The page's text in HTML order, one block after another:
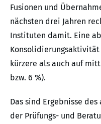
Fusionen und
nächsten drei Jahren
Instituten damit. Eine
Konsolidierungsaktivität
kürzere als auch auf
bzw. 6 %).
Das sind Ergebnisse
der Prüfungs- und